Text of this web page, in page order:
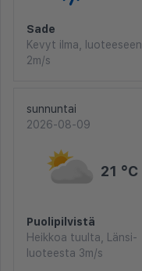
Sade
Kevyt ilma, luoteeseen
2m/s
sunnuntai
2026-08-09
21 °C
Puolipilvistä
Heikkoa tuulta, Länsi-
luoteesta 3m/s